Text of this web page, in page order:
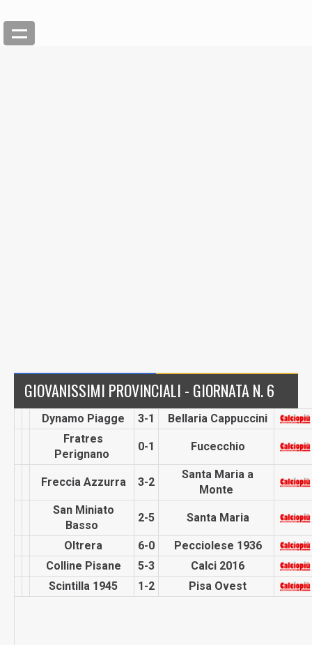
GIOVANISSIMI PROVINCIALI - GIORNATA N. 6
Dynamo Piagge 3-1
Bellaria Cappuccini
Fratres
Perignano
0-1 Fucecchio
Freccia Azzurra 3-2
Santa Maria a
Monte
San Miniato
Basso
2-5 Santa Maria
Oltrera 6-0
Pecciolese 1936
Colline Pisane
5-3
Calci 2016
Scintilla 1945
1-2 Pisa Ovest